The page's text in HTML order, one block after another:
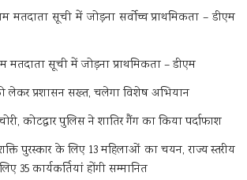
मतदाता सूची में जोड़ना सर्वोच्च प्राथमिकता – डीएम
मतदाता सूची में जोड़ना प्राथमिकता – डीएम
लेकर प्रशासन सख्त, चलेगा विशेष अभियान
कोटद्वार पुलिस ने शातिर गैंग का किया पर्दाफाश
शक्ति पुरस्कार के लिए 13 महिलाओं का चयन, राज्य स्तरीय
35 कार्यकर्तियां होंगी सम्मानित